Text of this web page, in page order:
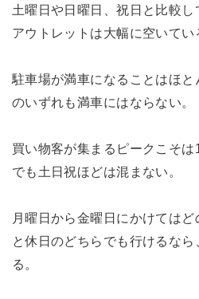
土曜日や日曜日、祝日と比較
アウトレットは大幅に空いてい
駐車場が満車になることはほ
のいずれも満車にはならない。
買い物客が集まるピークこそ
でも土日祝ほどは混まない。
月曜日から金曜日にかけては
と休日のどちらでも行けるな
る。